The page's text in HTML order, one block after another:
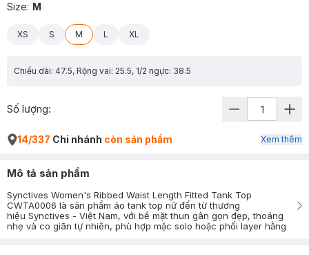
Size: M
XS S M L XL
Chiều dài: 47.5, Rộng vai: 25.5, 1/2 ngực: 38.5
Số lượng:
14/337 Chi nhánh còn sản phẩm Xem thêm
Mô tả sản phẩm
Synctives Women's Ribbed Waist Length Fitted Tank Top
CWTA0006 là sản phẩm áo tank top nữ đến từ thương
hiệu Synctives - Việt Nam, với bề mặt thun gân gọn đẹp, thoáng
nhẹ và co giãn tự nhiên, phù hợp mặc solo hoặc phối layer hằng